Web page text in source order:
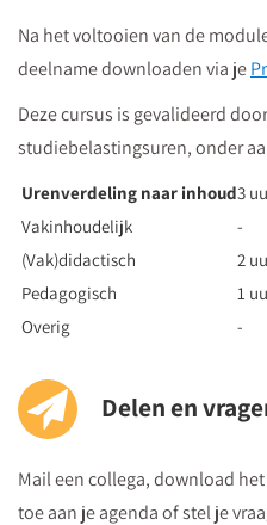
Na het voltooien van de
deelname downloaden via je
Deze cursus is gevalideerd
studiebelastingsuren, onder
Urenverdeling naar inhoud3
Vakinhoudelijk
-
(Vak)didactisch
2
Pedagogisch
1
Overig
-
Delen en
Mail een collega, download
toe aan je agenda of stel je